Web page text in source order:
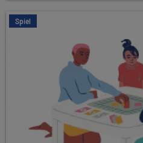
Spiel